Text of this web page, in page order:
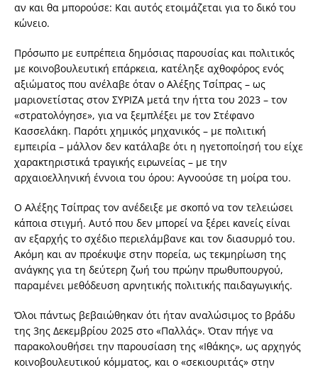
αν και θα μπορούσε: Και αυτός ετοιμάζεται για το δικό του
κώνειο.
Πρόσωπο με ευπρέπεια δημόσιας παρουσίας και πολιτικός
με κοινοβουλευτική επάρκεια, κατέληξε αχθοφόρος ενός
αξιώματος που ανέλαβε όταν ο Αλέξης Τσίπρας – ως
μαριονετίστας στον ΣΥΡΙΖΑ μετά την ήττα του 2023 – τον
«στρατολόγησε», για να ξεμπλέξει με τον Στέφανο
Κασσελάκη. Παρότι χημικός μηχανικός – με πολιτική
εμπειρία – μάλλον δεν κατάλαβε ότι η ηγετοποίησή του είχε
χαρακτηριστικά τραγικής ειρωνείας – με την
αρχαιοελληνική έννοια του όρου: Αγνοούσε τη μοίρα του.
Ο Αλέξης Τσίπρας τον ανέδειξε με σκοπό να τον τελειώσει
κάποια στιγμή. Αυτό που δεν μπορεί να ξέρει κανείς είναι
αν εξαρχής το σχέδιο περιελάμβανε και τον διασυρμό του.
Ακόμη και αν προέκυψε στην πορεία, ως τεκμηρίωση της
ανάγκης για τη δεύτερη ζωή του πρώην πρωθυπουργού,
παραμένει μεθόδευση αρνητικής πολιτικής παιδαγωγικής.
Όλοι πάντως βεβαιώθηκαν ότι ήταν αναλώσιμος το βράδυ
της 3ης Δεκεμβρίου 2025 στο «Παλλάς». Όταν πήγε να
παρακολουθήσει την παρουσίαση της «Ιθάκης», ως αρχηγός
κοινοβουλευτικού κόμματος, και ο «σεκιουριτάς» στην